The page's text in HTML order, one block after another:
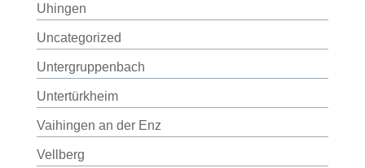
Uhingen
Uncategorized
Untergruppenbach
Untertürkheim
Vaihingen an der Enz
Vellberg